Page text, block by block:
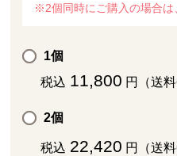
※2個同時にご購入の場合は
1個
税込 11,800 円（送
2個
税込 22,420 円（送